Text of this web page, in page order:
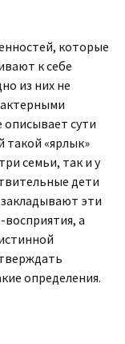
которые
к себе
из них не
описывает сути
«ярлык»
семьи, так и у
дети
эти
восприятия, а
определения.